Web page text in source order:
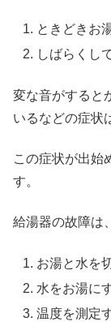
ときどきお
しばらくし
変な音がすると
いるなどの症状
この症状が出始
す。
給湯器の故障は
お湯と水を
水をお湯に
温度を測定